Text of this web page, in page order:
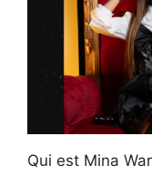
Qui est Mina